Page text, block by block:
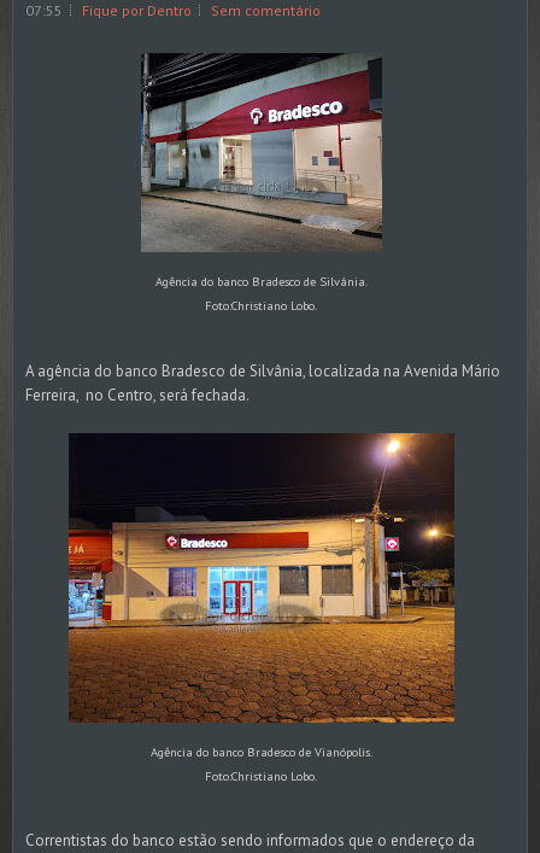
07:55 Fique por Dentro Sem comentário
Agência do banco Bradesco de Silvânia.
Foto:Christiano Lobo.
A agência do banco Bradesco de Silvânia, localizada na Avenida Mário
Ferreira, no Centro, será fechada.
Agência do banco Bradesco de Vianópolis.
Foto:Christiano Lobo.
Correntistas do banco estão sendo informados que o endereço da